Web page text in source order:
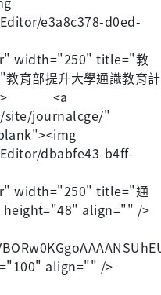
e3a8c378-d0ed-
width="250" title="教
育部提升大學通識教育計
a> <a
site/journalcge/"
dbabfe43-b4ff-
width="250" title="通
height="48" align="" />
align="" />